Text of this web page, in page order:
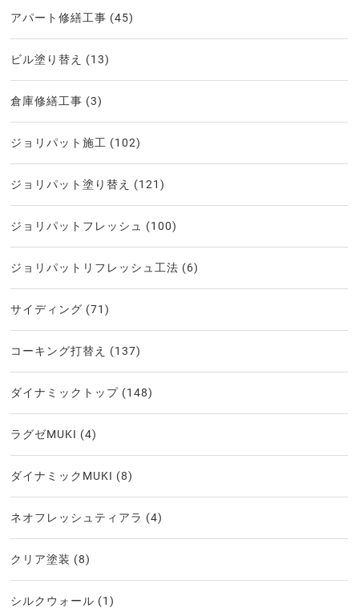
アパート修繕工事 (45)
ビル塗り替え (13)
倉庫修繕工事 (3)
ジョリパット施工 (102)
ジョリパット塗り替え (121)
ジョリパットフレッシュ (100)
ジョリパットリフレッシュ工法 (6)
サイディング (71)
コーキング打替え (137)
ダイナミックトップ (148)
ラグゼMUKI (4)
ダイナミックMUKI (8)
ネオフレッシュティアラ (4)
クリア塗装 (8)
シルクウォール (1)